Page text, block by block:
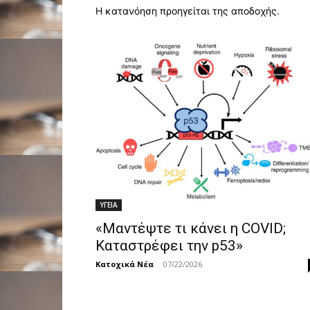
Η κατανόηση προηγείται της αποδοχής.
ΥΓΕΙΑ
«Μαντέψτε τι κάνει η COVID;
Καταστρέφει την p53»
Κατοχικά Νέα - 07/22/2026